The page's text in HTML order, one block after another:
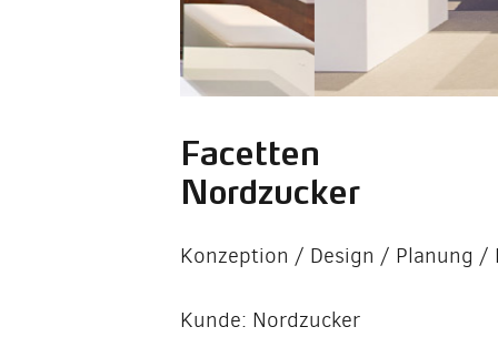
Facetten
Nordzucker
Konzeption / Design / Planung /
Kunde: Nordzucker